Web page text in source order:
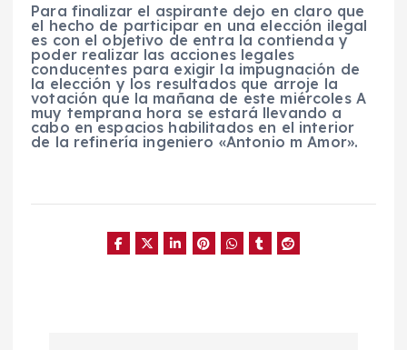
Para finalizar el aspirante dejo en claro que
el hecho de participar en una elección ilegal
es con el objetivo de entra la contienda y
poder realizar las acciones legales
conducentes para exigir la impugnación de
la elección y los resultados que arroje la
votación que la mañana de este miércoles A
muy temprana hora se estará llevando a
cabo en espacios habilitados en el interior
de la refinería ingeniero «Antonio m Amor».